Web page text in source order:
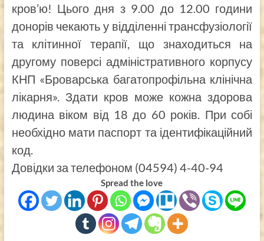
кров’ю! Цього дня з 9.00 до 12.00 години
донорів чекають у відділенні трансфузіології
та клітинної терапії, що знаходиться на
другому поверсі адміністративного корпусу
КНП «Броварська багатопрофільна клінічна
лікарня». Здати кров може кожна здорова
людина віком від 18 до 60 років. При собі
необхідно мати паспорт та ідентифікаційний
код.
Довідки за телефоном (04594) 4-40-94
Spread the love